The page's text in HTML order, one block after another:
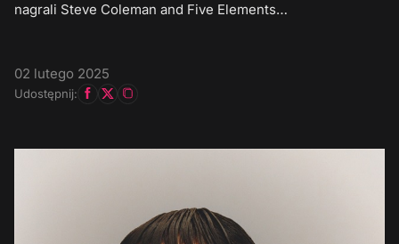
nagrali Steve Coleman and Five Elements…
02 lutego 2025
Udostępnij: